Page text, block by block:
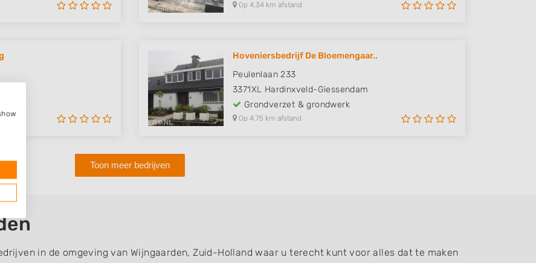
Op 4,34 km afstand
Hoveniersbedrijf De Bloemengaar..
Peulenlaan 233
3371XL Hardinxveld-Giessendam
Grondverzet & grondwerk
Op 4,75 km afstand
Toon meer bedrijven
in de omgeving van Wijngaarden, Zuid-Holland waar u terecht kunt voor alles dat te maken